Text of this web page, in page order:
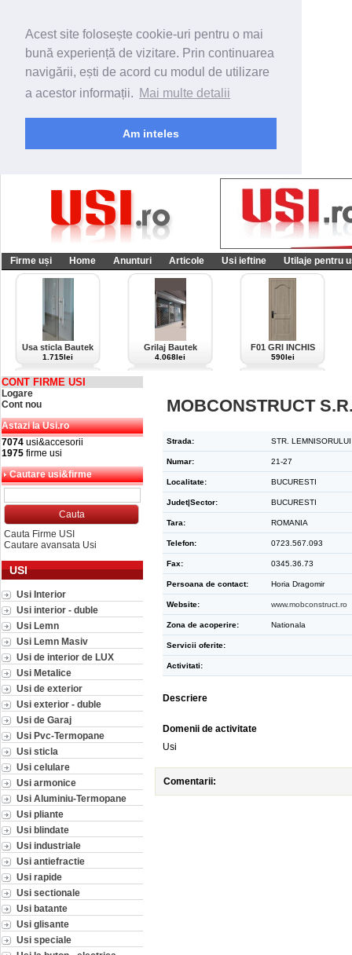
Acest site folosește cookie-uri pentru o mai
bună experiență de vizitare. Prin continuarea
navigării, ești de acord cu modul de utilizare
a acestor informații. Mai multe detalii
Am inteles
Firme uși Home Anunturi Articole Usi ieftine Utilaje pentru
Usa sticla Bautek
1.715lei
Grilaj Bautek
4.068lei
F01 GRI INCHIS
590lei
CONT FIRME USI
Logare
Cont nou
Astazi la Usi.ro
7074 usi&accesorii
1975 firme usi
Cautare usi&firme
Cauta Firme USI
Cautare avansata Usi
USI
Usi Interior
Usi interior - duble
Usi Lemn
Usi Lemn Masiv
Usi de interior de LUX
Usi Metalice
Usi de exterior
Usi exterior - duble
Usi de Garaj
Usi Pvc-Termopane
Usi sticla
Usi celulare
Usi armonice
Usi Aluminiu-Termopane
Usi pliante
Usi blindate
Usi industriale
Usi antiefractie
Usi rapide
Usi sectionale
Usi batante
Usi glisante
Usi speciale
MOBCONSTRUCT
Strada: STR. LEMNISORULUI
Numar: 21-27
Localitate: BUCURESTI
Judet|Sector: BUCURESTI
Tara: ROMANIA
Telefon: 0723.567.093
Fax: 0345.36.73
Persoana de contact: Horia Dragomir
Website: www.mobconstruct.ro
Zona de acoperire: Nationala
Servicii oferite:
Activitati:
Descriere
Domenii de activitate
Usi
Comentarii: